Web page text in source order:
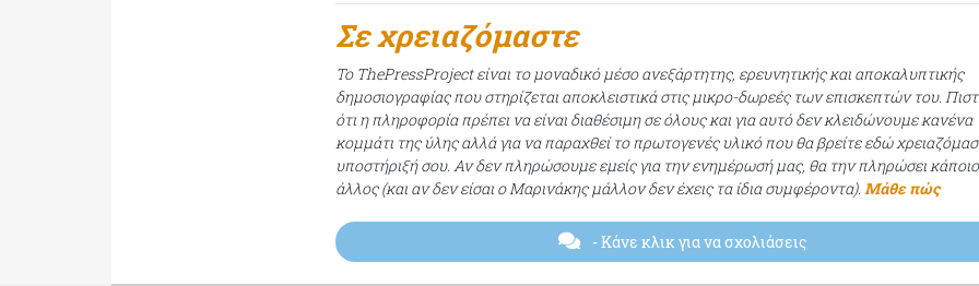
Σε χρειαζόμαστε
Το ThePressProject είναι το μοναδικό μέσο ανεξάρτητης, ερευνητικής και αποκαλυπτικής
δημοσιογραφίας που στηρίζεται αποκλειστικά στις μικρο-δωρεές των επισκεπτών του.
ότι η πληροφορία πρέπει να είναι διαθέσιμη σε όλους και για αυτό δεν κλειδώνουμε κανένα
κομμάτι της ύλης αλλά για να παραχθεί το πρωτογενές υλικό που θα βρείτε εδώ
υποστήριξή σου. Αν δεν πληρώσουμε εμείς για την ενημέρωσή μας, θα την πληρώσει
άλλος (και αν δεν είσαι ο Μαρινάκης μάλλον δεν έχεις τα ίδια συμφέροντα). Μάθε πώς
- Κάνε κλικ για να σχολιάσεις